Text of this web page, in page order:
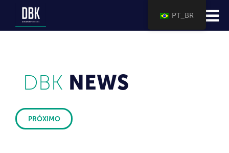
DBK NEWS
PRÓXIMO
PT_BR